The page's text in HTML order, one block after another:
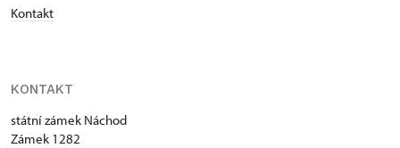
Kontakt
KONTAKT
státní zámek Náchod
Zámek 1282